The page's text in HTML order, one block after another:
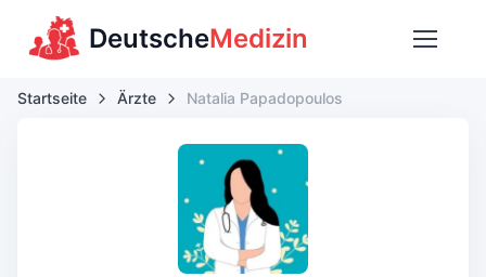
DeutscheMedizin
Startseite Ärzte Natalia Papadopoulos